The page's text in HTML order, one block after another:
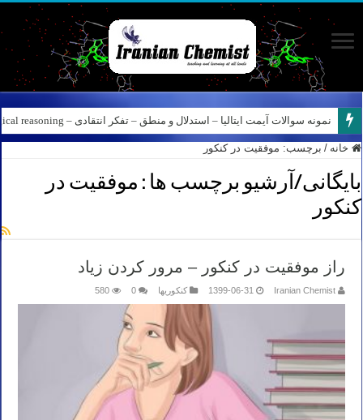
نمونه سوالات آیمت ایتالیا – استدلال و منطق – تفکر انتقادی – Logical reasoning – پارت ۸
خانه / برچسب: موفقیت در کنکور
بایگانی/آرشیو برچسب ها : موفقیت در
کنکور
راز موفقیت در کنکور – مرور کردن زیاد
Iranian Chemist
1399-06-31 کنکوریها 0
580